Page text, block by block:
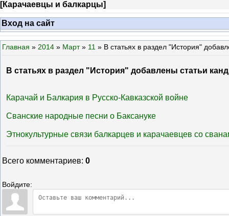
[Карачаевцы и балкарцы]
Вход на сайт
Главная » 2014 » Март » 11 » В статьях в раздел "История"
В статьях в раздел "История" добавлены статьи
Карачай и Балкария в Русско-Кавказской войне
Сванские народные песни о Баксануке
Этнокультурные связи балкарцев и карачаевцев со
Всего комментариев: 0
Войдите: